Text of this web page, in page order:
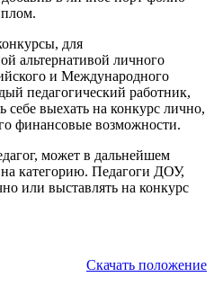
для
альтернативой личного
и Международного
педагогический работник,
себе выехать на конкурс лично,
финансовые возможности.
может в дальнейшем
на категорию. Педагоги ДОУ,
или выставлять на конкурс
Скачать положение